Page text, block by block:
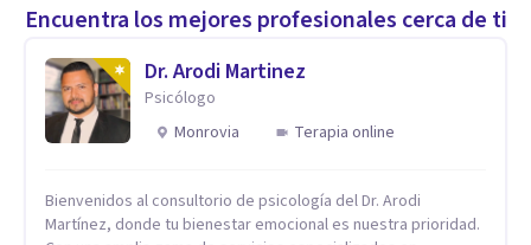
Encuentra los mejores profesionales cerca de ti
Dr. Arodi Martinez
Psicólogo
Monrovia
Terapia online
Bienvenidos al consultorio de psicología del Dr. Arodi
Martínez, donde tu bienestar emocional es nuestra prioridad.